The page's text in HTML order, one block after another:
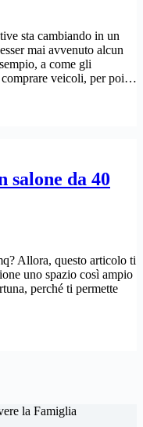
sta cambiando in un
mai avvenuto alcun
a come gli
comprare veicoli, per poi…
salone da 40
Allora, questo articolo ti
uno spazio così ampio
perché ti permette
la Famiglia